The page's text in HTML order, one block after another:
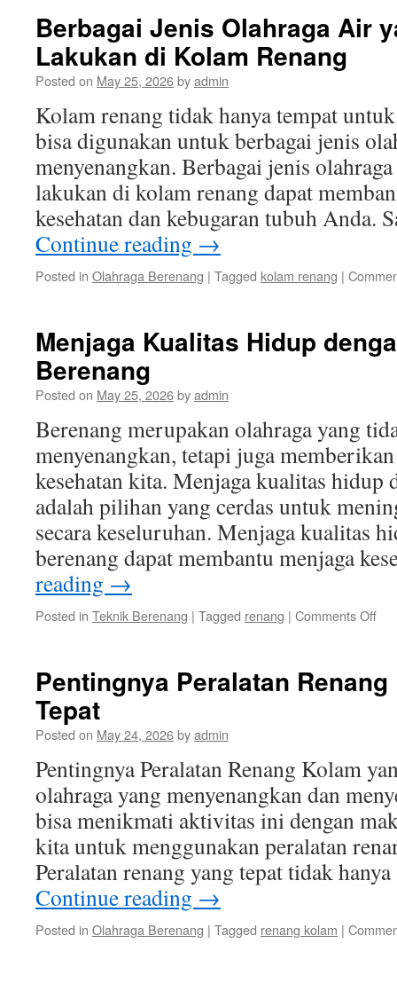
Berbagai Jenis Olahraga Air
Lakukan di Kolam Renang
Posted on May 25, 2026byadmin
Kolam renang tidak hanya tempat
bisa digunakan untuk berbagai jenis
menyenangkan. Berbagai jenis
lakukan di kolam renang dapat
kesehatan dan kebugaran tubuh Anda.
Continue reading →
Posted in Olahraga Berenang | Tagged kolam renang |
Menjaga Kualitas Hidup
Berenang
Posted on May 25, 2026byadmin
Berenang merupakan olahraga yang
menyenangkan, tetapi juga
kesehatan kita. Menjaga kualitas hidup
adalah pilihan yang cerdas untuk
secara keseluruhan. Menjaga kualitas
berenang dapat membantu menjaga
reading →
Posted in Teknik Berenang | Tagged renang | Comments Offon
Pentingnya Peralatan
Tepat
Posted on May 24, 2026byadmin
Pentingnya Peralatan Renang Kolam
olahraga yang menyenangkan dan
bisa menikmati aktivitas ini dengan
kita untuk menggunakan peralatan
Peralatan renang yang tepat tidak
Continue reading →
Posted in Olahraga Berenang | Tagged renang kolam |